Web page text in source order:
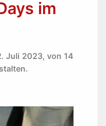
im
Juli 2023, von 14